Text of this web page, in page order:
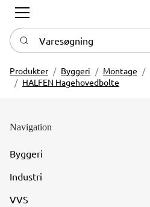
Varesøgning
Produkter Byggeri Montage
HALFEN Hagehovedbolte
Navigation
Byggeri
Industri
VVS